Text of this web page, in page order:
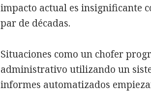
impacto actual es insignificante
par de décadas.
Situaciones como un chofer
administrativo utilizando un
informes automatizados